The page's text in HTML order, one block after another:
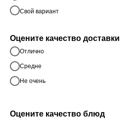
Свой вариант
Оцените качество доставки
Отлично
Средне
Не очень
Оцените качество блюд